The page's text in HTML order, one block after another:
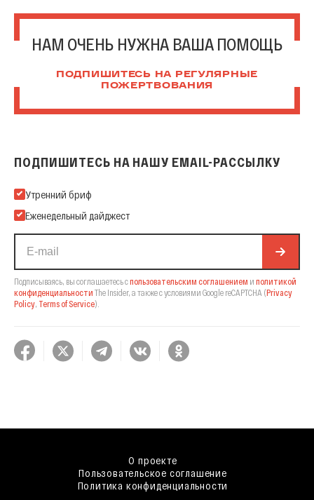
НАМ ОЧЕНЬ НУЖНА ВАША ПОМОЩЬ
ПОДПИШИТЕСЬ НА РЕГУЛЯРНЫЕ
ПОЖЕРТВОВАНИЯ
ПОДПИШИТЕСЬ НА НАШУ EMAIL-РАССЫЛКУ
Подпишитесь на нашу Email-рассылку
Утренний бриф
Еженедельный дайджест
Подписываясь, вы соглашаетесь спользовательским соглашением и политикой
конфиденциальности The Insider, а также с условиями Google reCAPTCHA (Privacy
Policy Terms of Service).
О проекте
Пользовательское соглашение
Политика конфиденциальности